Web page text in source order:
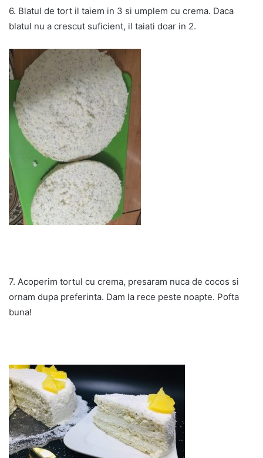
6. Blatul de tort il taiem in 3 si umplem cu crema. Daca
blatul nu a crescut suficient, il taiati doar in 2.
7. Acoperim tortul cu crema, presaram nuca de cocos si
ornam dupa preferinta. Dam la rece peste noapte. Pofta
buna!